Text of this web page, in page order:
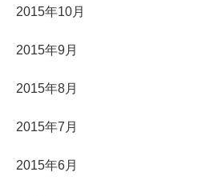
2015年10月
2015年9月
2015年8月
2015年7月
2015年6月